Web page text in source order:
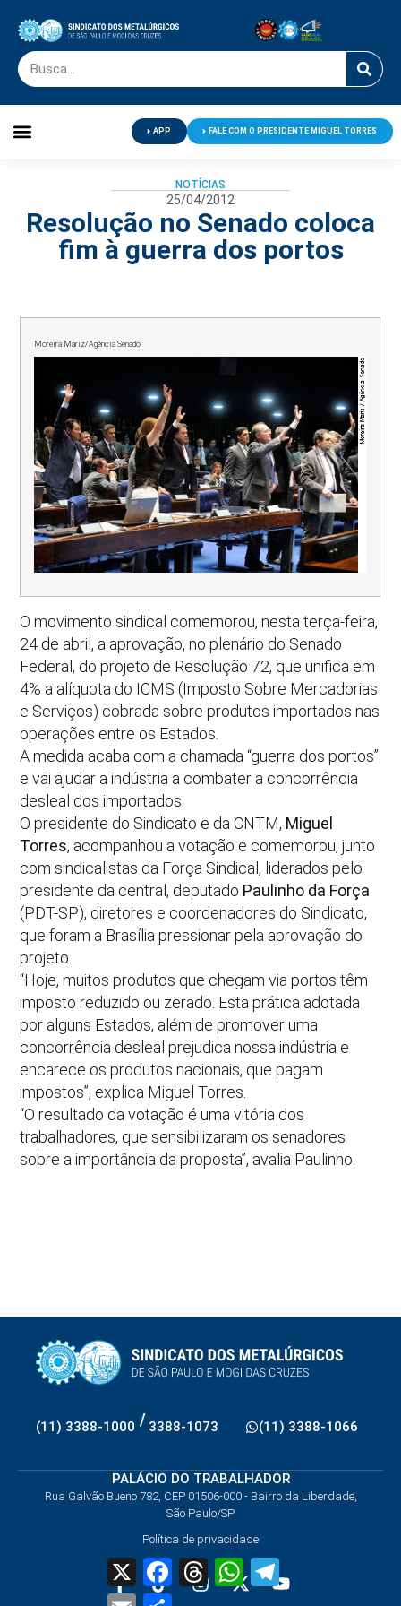
APP FALE COM O PRESIDENTE MIGUEL TORRES
NOTÍCIAS
25/04/2012
Resolução no Senado coloca
fim à guerra dos portos
Moreira Mariz/Agência Senado
O movimento sindical comemorou, nesta terça-feira,
24 de abril, a aprovação, no plenário do Senado
Federal, do projeto de Resolução 72, que unifica em
4% a alíquota do ICMS (Imposto Sobre Mercadorias
e Serviços) cobrada sobre produtos importados nas
operações entre os Estados.
A medida acaba com a chamada “guerra dos portos”
e vai ajudar a indústria a combater a concorrência
desleal dos importados.
O presidente do Sindicato e da CNTM, Miguel
Torres, acompanhou a votação e comemorou, junto
com sindicalistas da Força Sindical, liderados pelo
presidente da central, deputado Paulinho da Força
(PDT-SP), diretores e coordenadores do Sindicato,
que foram a Brasília pressionar pela aprovação do
projeto.
“Hoje, muitos produtos que chegam via portos têm
imposto reduzido ou zerado. Esta prática adotada
por alguns Estados, além de promover uma
concorrência desleal prejudica nossa indústria e
encarece os produtos nacionais, que pagam
impostos”, explica Miguel Torres.
“O resultado da votação é uma vitória dos
trabalhadores, que sensibilizaram os senadores
sobre a importância da proposta”, avalia Paulinho.
(11) 3388-1000 / 3388-1073 (11) 3388-1066
PALÁCIO DO TRABALHADOR
Rua Galvão Bueno 782, CEP 01506-000 - Bairro da Liberdade,
São Paulo/SP
Política de privacidade
X FacebookThreadsWhatsApp
Email